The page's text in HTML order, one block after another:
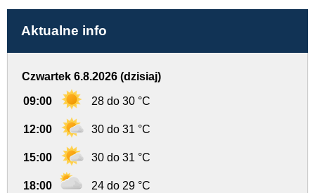
Aktualne info
Czwartek 6.8.2026 (dzisiaj)
09:00 28 do 30 °C
12:00 30 do 31 °C
15:00 30 do 31 °C
18:00 24 do 29 °C